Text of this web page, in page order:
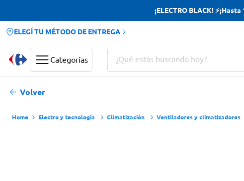
¡ELECTRO BLACK!
ELEGÍ TU MÉTODO DE ENTREGA
Categorías
¿Qué estás buscando hoy?
Volver
Electro y tecnología Climatización Ventiladores y climatizadores
Términos más buscados